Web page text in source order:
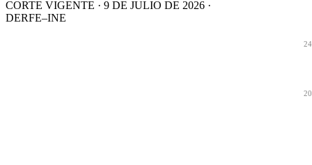
CORTE VIGENTE · 9 DE JULIO DE 2026 ·
DERFE–INE